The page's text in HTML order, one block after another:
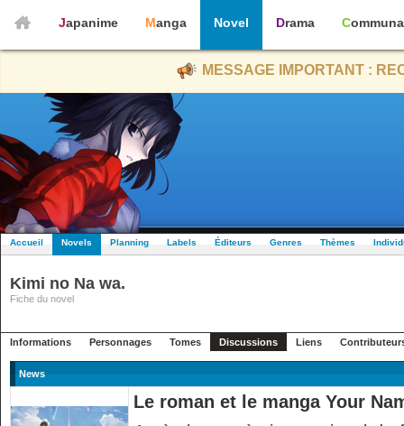
Japanime Manga Novel Drama
MESSAGE IMPORTANT :
Accueil Novels Planning Labels Éditeurs Genres Thèmes
Kimi no Na wa.
Fiche du novel
Informations Personnages Tomes Discussions Liens
News
Le roman et le manga Your